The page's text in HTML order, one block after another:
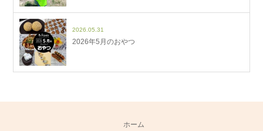
2026.05.31
2026年5月のおやつ
ホーム